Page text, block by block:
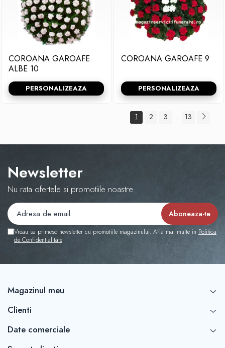
COROANA GAROAFE
ALBE 10
PERSONALIZEAZA
COROANA GAROAFE 9
PERSONALIZEAZA
1 2 3 ... 13
Newsletter
Nu rata ofertele si promotiile noastre
Vreau sa primesc newsletter cu promotiile magazinului. Afla mai multe in Politica
de Confidentialitate
Magazinul meu
Clienti
Date comerciale